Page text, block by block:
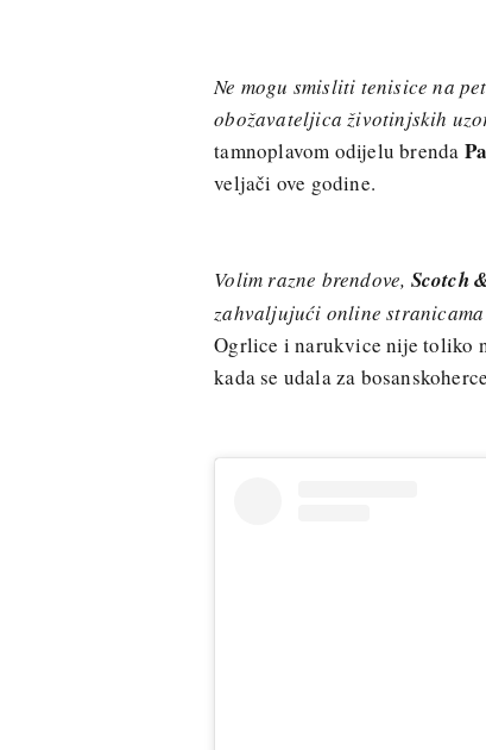
Ne mogu smisliti tenisice na
obožavateljica životinjskih
tamnoplavom odijelu brenda
veljači ove godine.
Volim razne brendove, Scotch
zahvaljujući online
Ogrlice i narukvice nije toliko
kada se udala za